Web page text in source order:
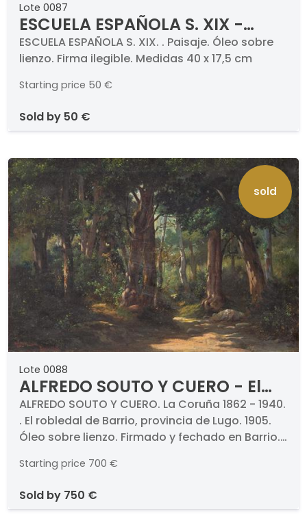
Lote 0087
ESCUELA ESPAÑOLA S. XIX -
Paisaje
ESCUELA ESPAÑOLA S. XIX. . Paisaje. Óleo sobre
lienzo. Firma ilegible. Medidas 40 x 17,5 cm
Starting price 50 €
sold by 50 €
sold
Lote 0088
ALFREDO SOUTO Y CUERO - El
robledal de Barrio, provincia de
Lugo
ALFREDO SOUTO Y CUERO. La Coruña 1862 - 1940.
. El robledal de Barrio, provincia de Lugo. 1905.
Óleo sobre lienzo. Firmado y fechado en Barrio.
Starting price 700 €
sold by 750 €